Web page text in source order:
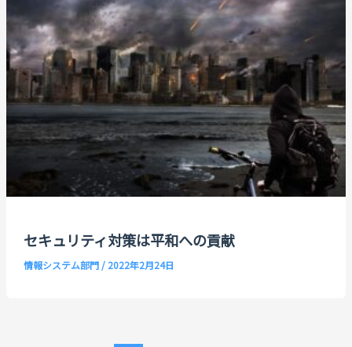
セキュリティ対策は平和への貢献
情報システム部門/ 2022年2月24日